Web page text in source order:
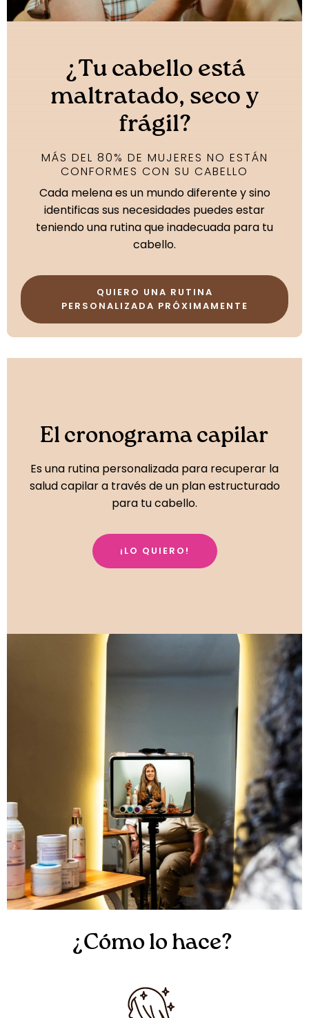
¿Tu cabello está
maltratado, seco y
frágil?
MÁS DEL 80% DE MUJERES NO ESTÁN
CONFORMES CON SU CABELLO
Cada melena es un mundo diferente y sino
identificas sus necesidades puedes estar
teniendo una rutina que inadecuada para tu
cabello.
QUIERO UNA RUTINA
PERSONALIZADA PRÓXIMAMENTE
El cronograma capilar
Es una rutina personalizada para recuperar la
salud capilar a través de un plan estructurado
para tu cabello.
¡LO QUIERO!
¿Cómo lo hace?